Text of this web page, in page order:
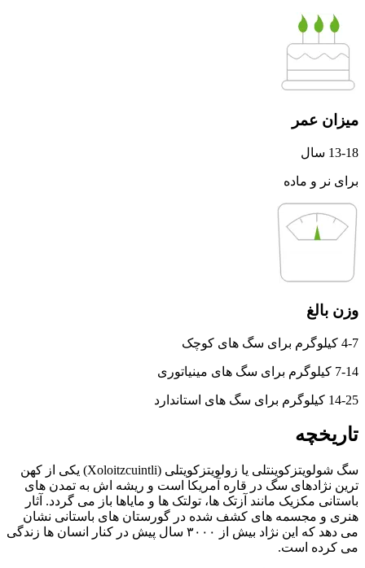
میزان عمر
13-18 سال
برای نر و ماده
وزن بالغ
4-7 کیلوگرم برای سگ های کوچک
7-14 کیلوگرم برای سگ های مینیاتوری
14-25 کیلوگرم برای سگ های استاندارد
تاریخچه
سگ شولویتزکوینتلی یا زولویتزکویتلی (Xoloitzcuintli) یکی از کهن‌
ترین نژادهای سگ در قاره آمریکا است و ریشه‌ اش به تمدن‌ های
باستانی مکزیک مانند آزتک‌ ها، تولتک‌ ها و مایاها باز می‌ گردد. آثار
هنری و مجسمه‌ های کشف‌ شده در گورستان‌ های باستانی نشان
می‌ دهد که این نژاد بیش از ۳۰۰۰ سال پیش در کنار انسان‌ ها زندگی
می‌ کرده است.